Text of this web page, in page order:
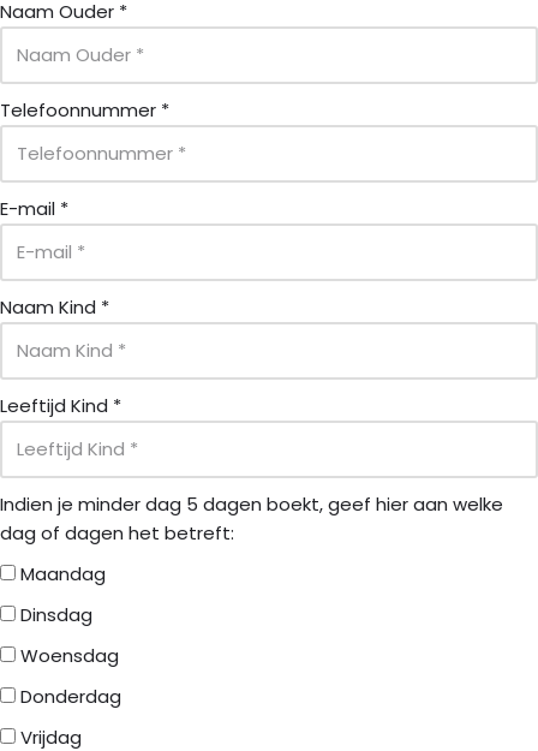
Naam Ouder *
Telefoonnummer *
E-mail *
Naam Kind *
Leeftijd Kind *
Indien je minder dag 5 dagen boekt, geef hier aan welke
dag of dagen het betreft:
Maandag
Dinsdag
Woensdag
Donderdag
Vrijdag